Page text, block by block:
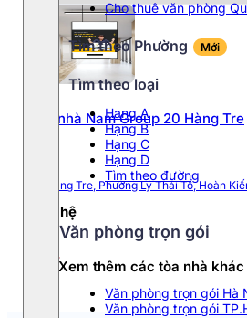
Cho thuê văn phòng
Tìm theo Phường Mới
Tìm theo loại
Hang A
Hạng B
Hạng C
Hạng D
Tìm theo đường
Văn phòng trọn gói
Văn phòng trọn gói Hà
Văn phòng trọn gói
Phường Cầu Giấy
Phường Ba Đình
Phường Đống Đa
Phường Ngọc Hà
Phường Từ Liêm
Tòa nhà Nam Group 20 Hàng Tre
20 Hàng Tre, Phường Lý Thái Tổ, Hoàn
Liên hệ
Xem thêm các tòa nhà khác